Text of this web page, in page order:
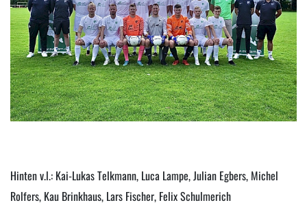
Hinten v.l.: Kai-Lukas Telkmann, Luca Lampe, Julian Egbers, Michel
Rolfers, Kau Brinkhaus, Lars Fischer, Felix Schulmerich